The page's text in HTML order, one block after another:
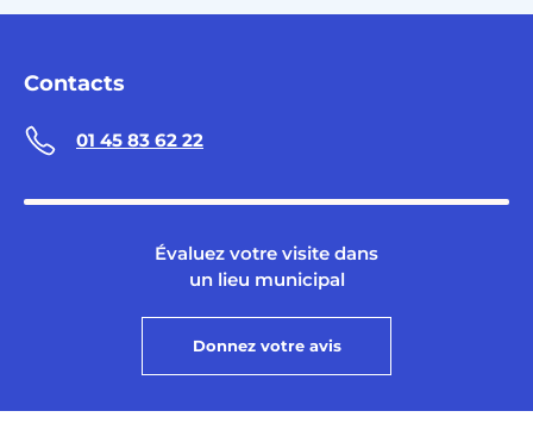
Contacts
01 45 83 62 22
Évaluez votre visite dans
un lieu municipal
Donnez votre avis